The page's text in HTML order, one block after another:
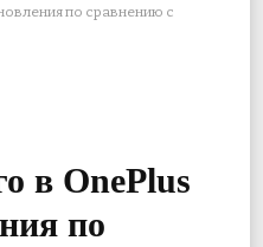
по сравнению с
в OnePlus
по